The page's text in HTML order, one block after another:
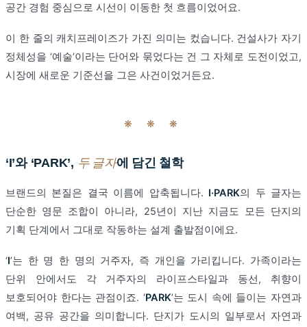
공간 경험 중심으로 시선이 이동한 첫 흐름이었어요.
이 한 줄의 캐치프레이즈가 가진 의미는 컸습니다. 건설사가 자기
정체성을 ‘예술’이라는 단어와 묶었다는 건 그 자체로 도전이었고,
시장에 새로운 기준선을 그은 사건이었거든요.
❋ ❋ ❋
‘I’와 ‘PARK’, 두 글자에 담긴 철학
브랜드의 본질은 결국 이름에 압축됩니다. I·PARK의 두 글자는
단순한 영문 조합이 아니라, 25년이 지난 지금도 모든 단지의
기획 단계에서 그대로 작동하는 설계 출발점이에요.
‘I’는 한 명 한 명의 거주자, 즉 개인을 가리킵니다. 가족이라는
단위 안에서도 각 거주자의 라이프스타일과 동선, 취향이
보호되어야 한다는 관점이죠. ‘PARK’는 도시 속에 들이는 자연과
여백, 공유 공간을 의미합니다. 단지가 도시의 일부로서 자연과